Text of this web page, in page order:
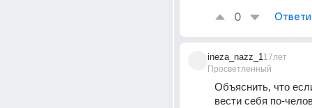
0
ineza_nazz_1
Просветленный
17лет
Объяснить, что
вести себя по-